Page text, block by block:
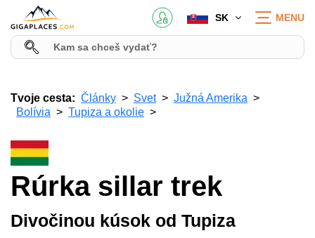
SK MENU
Tvoje cesta: Články Svet
Južná Amerika
Bolívia
Tupiza a okolie
Rúrka sillar trek
Divočinou kúsok od Tupiza